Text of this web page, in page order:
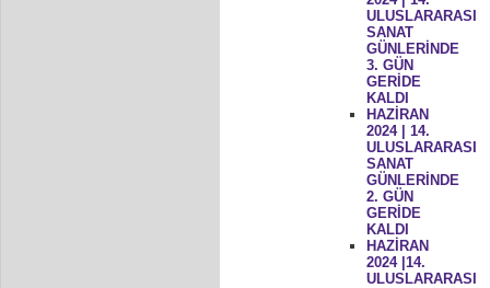
ULUSLARARASI
SANAT
GÜNLERİNDE
3. GÜN
GERİDE
KALDI
HAZİRAN
2024 | 14.
ULUSLARARASI
SANAT
GÜNLERİNDE
2. GÜN
GERİDE
KALDI
HAZİRAN
2024 |14.
ULUSLARARASI